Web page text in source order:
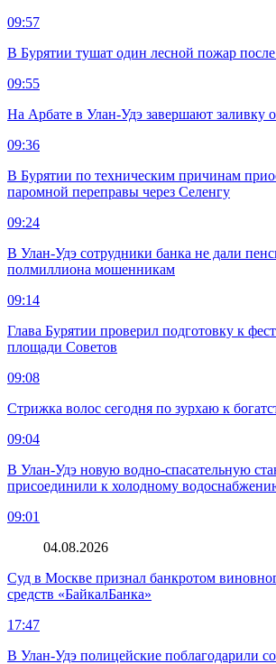
09:57
В Бурятии тушат один лесной пожар
09:55
На Арбате в Улан-Удэ завершают заливку
09:36
В Бурятии по техническим причинам
паромной переправы через Селенгу
09:24
В Улан-Удэ сотрудники банка не дали
полмиллиона мошенникам
09:14
Глава Бурятии проверил подготовку к
площади Советов
09:08
Стрижка волос сегодня по зурхаю к
09:04
В Улан-Удэ новую водно‑спасательную
присоединили к холодному
09:01
04.08.2026
Суд в Москве признал банкротом
средств «БайкалБанка»
17:47
В Улан-Удэ полицейские поблагодарили